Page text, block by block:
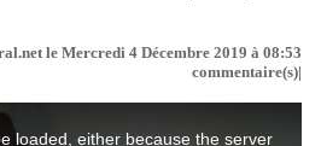
le Mercredi 4 Décembre 2019 à 08:53
commentaire(s)|